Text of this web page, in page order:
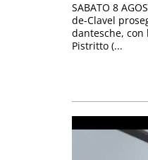
SABATO 8
de-Clavel
dantesche,
Pistritto (...